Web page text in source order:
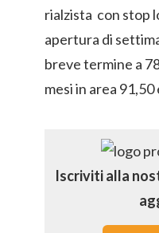
rialzista con stop
apertura di
breve termine a
mesi in area
Iscriviti alla